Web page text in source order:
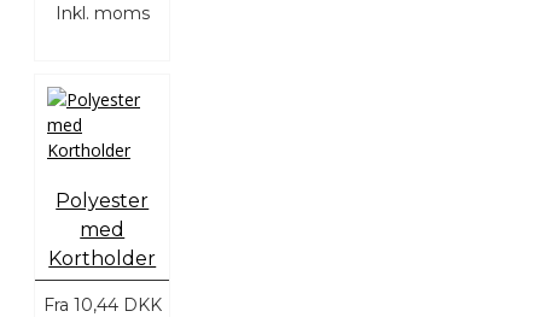
Inkl. moms
Polyester
med
Kortholder
Fra 10,44 DKK